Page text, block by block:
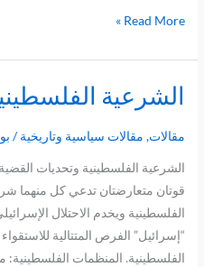
Read More »
الشرعية
مقالات, مقالات سياسية وتاريخية/
الشرعية الفلسطينية وتحديات
قوتان متعارضتان تدعي كل منهما
الفلسطينية ويخدم الاحتلال
“إسرائيل” الفرص المتتالية
الفلسطينية. المنظمات الفلسطينية:
الشرعية
الفلسطينية